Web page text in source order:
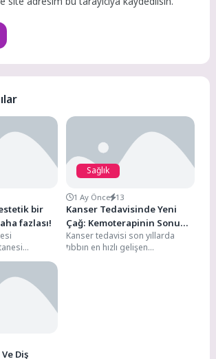
bir
fazlası!
Sağlık
1 Ay Önce 13
Kanser Tedavisinde Yeni
Çağ: Kemoterapinin Sonu
mu Geliyor?
Kanser tedavisi son yıllarda
tıbbın en hızlı gelişen
Diş